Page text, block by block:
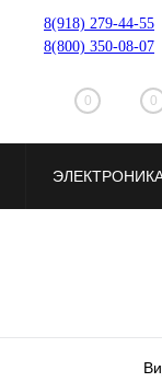
8(918) 279-44-55
8(800) 350-08-07
0 0